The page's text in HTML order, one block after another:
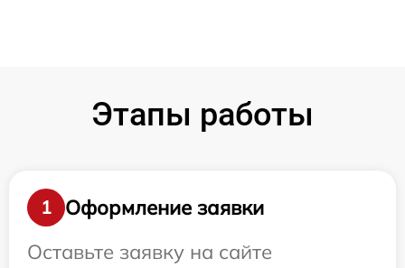
Этапы работы
1
Оформление заявки
Оставьте заявку на сайте